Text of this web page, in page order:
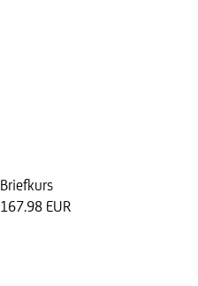
Briefkurs
167.98 EUR